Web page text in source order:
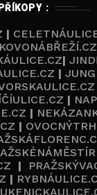
:
|
|
|
|
|
|
|
|